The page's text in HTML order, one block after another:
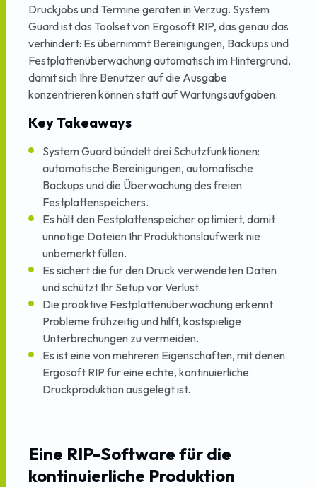
Druckjobs und Termine geraten in Verzug. System
Guard ist das Toolset von Ergosoft RIP, das genau das
verhindert: Es übernimmt Bereinigungen, Backups und
Festplattenüberwachung automatisch im Hintergrund,
damit sich Ihre Benutzer auf die Ausgabe
konzentrieren können statt auf Wartungsaufgaben.
Key Takeaways
System Guard bündelt drei Schutzfunktionen:
automatische Bereinigungen, automatische
Backups und die Überwachung des freien
Festplattenspeichers.
Es hält den Festplattenspeicher optimiert, damit
unnötige Dateien Ihr Produktionslaufwerk nie
unbemerkt füllen.
Es sichert die für den Druck verwendeten Daten
und schützt Ihr Setup vor Verlust.
Die proaktive Festplattenüberwachung erkennt
Probleme frühzeitig und hilft, kostspielige
Unterbrechungen zu vermeiden.
Es ist eine von mehreren Eigenschaften, mit denen
Ergosoft RIP für eine echte, kontinuierliche
Druckproduktion ausgelegt ist.
Eine RIP-Software für die
kontinuierliche Produktion